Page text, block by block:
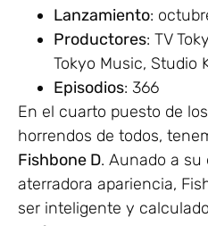
Lanzamiento:
Productores: TV
Tokyo Music, Studio
Episodios: 366
En el cuarto puesto de
horrendos de todos,
Fishbone D. Aunado a
aterradora apariencia,
ser inteligente y